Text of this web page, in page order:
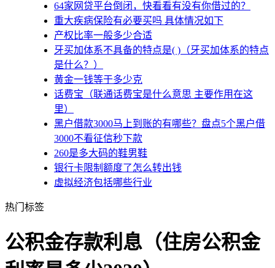
64家网贷平台倒闭，快看看有没有你借过的？
重大疾病保险有必要买吗 具体情况如下
产权比率一般多少合适
牙买加体系不具备的特点是( )（牙买加体系的特点
是什么？）
黄金一钱等于多少克
话费宝（联通话费宝是什么意思 主要作用在这
里）
黑户借款3000马上到账的有哪些？盘点5个黑户借
3000不看征信秒下款
260是多大码的鞋男鞋
银行卡限制额度了怎么转出钱
虚拟经济包括哪些行业
热门标签
公积金存款利息（住房公积金